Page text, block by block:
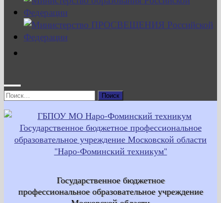
Найти:
Государственное бюджетное
профессиональное образовательное учреждение